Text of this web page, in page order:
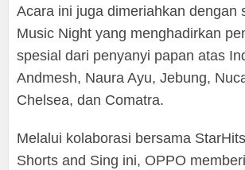
Acara ini juga dimeriahkan dengan
Music Night yang menghadirkan
spesial dari penyanyi papan atas
Andmesh, Naura Ayu, Jebung,
Chelsea, dan Comatra.
Melalui kolaborasi bersama
Shorts and Sing ini, OPPO